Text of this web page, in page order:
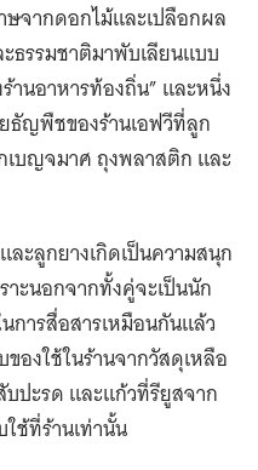
ษจากดอกไม้และเปลือกผล
ธรรมชาติมาพับเลียนแบบ
านอาหารท้องถิ่น” และหนึ่ง
ธัญพืชของร้านเอฟวีที่ลูก
เบญจมาศ ถุงพลาสติก และ
ละลูกยางเกิดเป็นความสนุก
ะนอกจากทั้งคู่จะเป็นนัก
การสื่อสารเหมือนกันแล้ว
องใช้ในร้านจากวัสดุเหลือ
บปะรด และแก้วที่รียูสจาก
ช้ที่ร้านเท่านั้น